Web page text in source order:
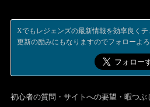
Xでもレジェンズの最新情報を効率良くチ
更新の励みにもなりますのでフォローよ
初心者の質問・サイトへの要望・暇つぶ